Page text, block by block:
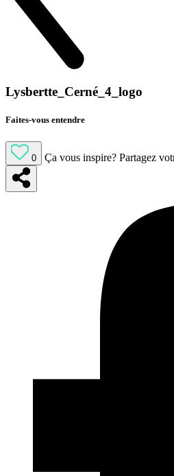
Lysbertte_Cerné_4_logo
Faites-vous entendre
0 Ça vous inspire? Partagez